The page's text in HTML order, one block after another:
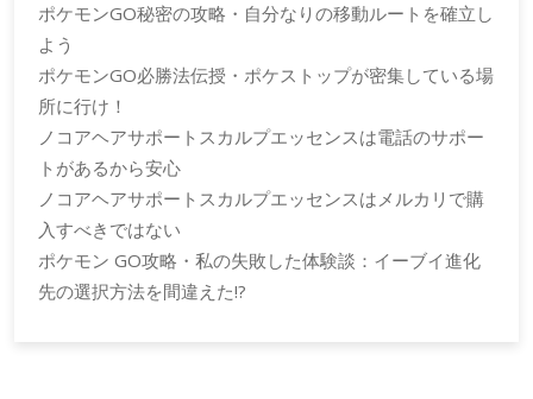
ポケモンGO秘密の攻略・自分なりの移動ルートを確立し
よう
ポケモンGO必勝法伝授・ポケストップが密集している場
所に行け！
ノコアヘアサポートスカルプエッセンスは電話のサポー
トがあるから安心
ノコアヘアサポートスカルプエッセンスはメルカリで購
入すべきではない
ポケモン GO攻略・私の失敗した体験談：イーブイ進化
先の選択方法を間違えた!?